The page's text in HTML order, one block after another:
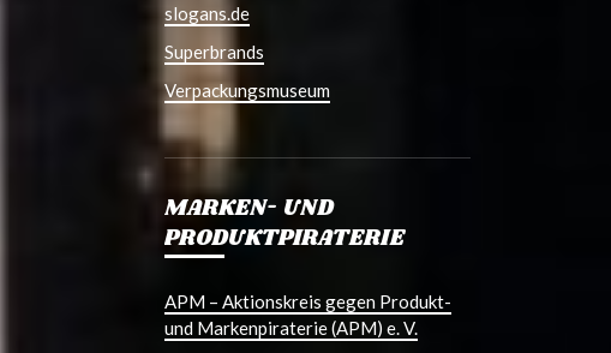
slogans.de
Superbrands
Verpackungsmuseum
MARKEN- UND
PRODUKTPIRATERIE
APM – Aktionskreis gegen Produkt-
und Markenpiraterie (APM) e. V.